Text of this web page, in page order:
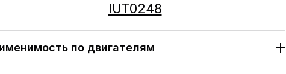
IUT0248
по двигателям
Altea (2005) 2.0 TDI [BMM; BMP] 140 H/P